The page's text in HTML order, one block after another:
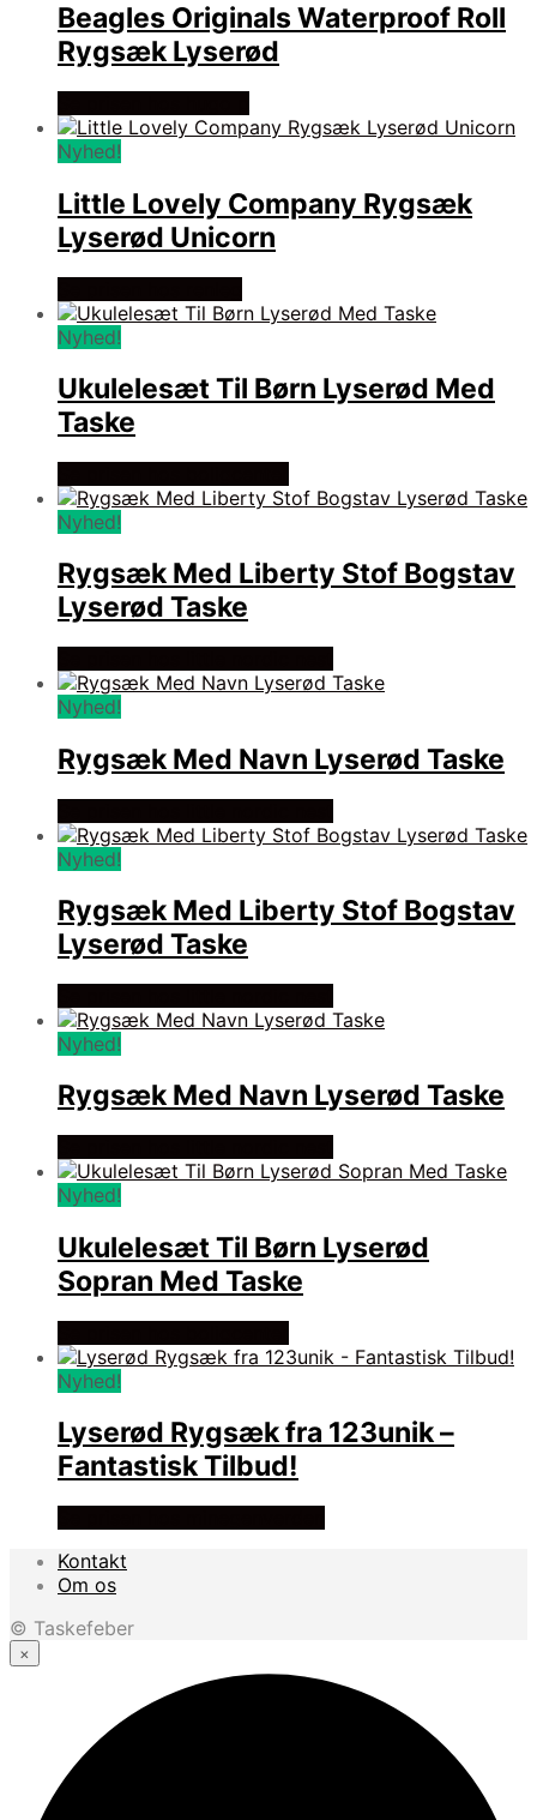
Beagles Originals Waterproof Roll
Rygsæk Lyserød
Nyhed!
Little Lovely Company Rygsæk
Lyserød Unicorn
Nyhed!
Ukulelesæt Til Børn Lyserød Med
Taske
Nyhed!
Rygsæk Med Liberty Stof Bogstav
Lyserød Taske
Nyhed!
Rygsæk Med Navn Lyserød Taske
Nyhed!
Rygsæk Med Liberty Stof Bogstav
Lyserød Taske
Nyhed!
Rygsæk Med Navn Lyserød Taske
Nyhed!
Ukulelesæt Til Børn Lyserød
Sopran Med Taske
Nyhed!
Lyserød Rygsæk fra 123unik –
Fantastisk Tilbud!
Kontakt
Om os
© Taskefeber
×